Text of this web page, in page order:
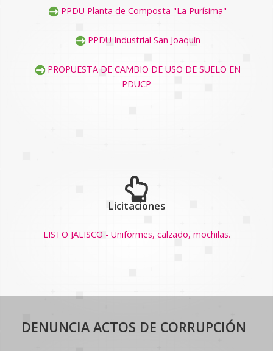
PPDU Planta de Composta "La Purísima"
PPDU Industrial San Joaquín
PROPUESTA DE CAMBIO DE USO DE SUELO EN
PDUCP
Licitaciones
LISTO JALISCO - Uniformes, calzado, mochilas.
DENUNCIA ACTOS DE CORRUPCIÓN